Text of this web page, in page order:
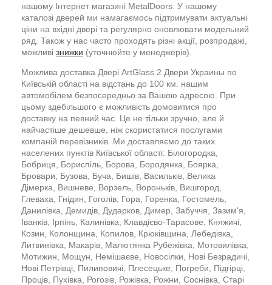
нашому Інтернет магазині MetalDoors. У нашому
каталозі дверей ми намагаємось підтримувати актуальні
ціни на вхідні двері та регулярно оновлювати модельний
ряд. Також у нас часто проходять різні акції, розпродажі,
можливі знижки (уточнюйте у менеджерів).
Можлива доставка Двері ArtGlass 2 Двери Украины по
Київській області на відстань до 100 км. нашим
автомобілем безпосередньо за Вашою адресою. При
цьому здебільшого є можливість домовитися про
доставку на певний час. Це не тільки зручно, але й
найчастіше дешевше, ніж скористатися послугами
компаній перевізників. Ми доставляємо до таких
населених пунктів Київської області: Білогородка,
Бобриця, Бориспіль, Борова, Бородянка, Боярка,
Бровари, Бузова, Буча, Бишів, Васильків, Велика
Дімерка, Вишневе, Ворзель, Вороньків, Вишгород,
Глеваха, Гнідин, Гоголів, Гора, Горенка, Гостомель,
Данилівка, Демидів, Дударков, Димер, Забуччя, Зазим'я,
Іванків, Ірпінь, Калинівка, Клавдієво-Тарасове, Княжичі,
Козин, Колонщина, Копилов, Крюківщина, Лебедівка,
Литвинівка, Макарів, Малютянка Рубежівка, Мотовилівка,
Мотижин, Мощун, Немішаєве, Новосілки, Нові Безрадичі,
Нові Петрівці, Пилиповичі, Плесецьке, Погреби, Підгірці,
Проців, Пухівка, Рогозів, Рожівка, Рожни, Соснівка, Старі